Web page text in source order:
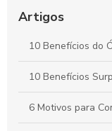
Potencializar o
Benefícios da
Estar Diário
Óleo de Maracujá:
Artigos
10 Benefícios do
10 Benefícios
6 Motivos para